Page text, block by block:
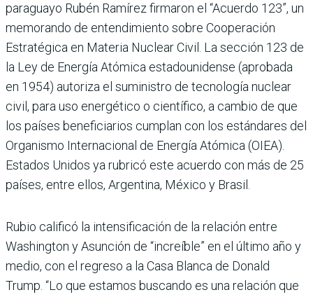
paraguayo Rubén Ramírez firmaron el “Acuerdo 123”, un
memorando de entendimiento sobre Cooperación
Estratégica en Materia Nuclear Civil. La sección 123 de
la Ley de Energía Atómica estadounidense (aprobada
en 1954) autoriza el suministro de tecnología nuclear
civil, para uso energético o científico, a cambio de que
los países beneficiarios cumplan con los estándares del
Organismo Internacional de Energía Atómica (OIEA).
Estados Unidos ya rubricó este acuerdo con más de 25
países, entre ellos, Argentina, México y Brasil.
Rubio calificó la intensificación de la relación entre
Washington y Asunción de “increíble” en el último año y
medio, con el regreso a la Casa Blanca de Donald
Trump. “Lo que estamos buscando es una relación que